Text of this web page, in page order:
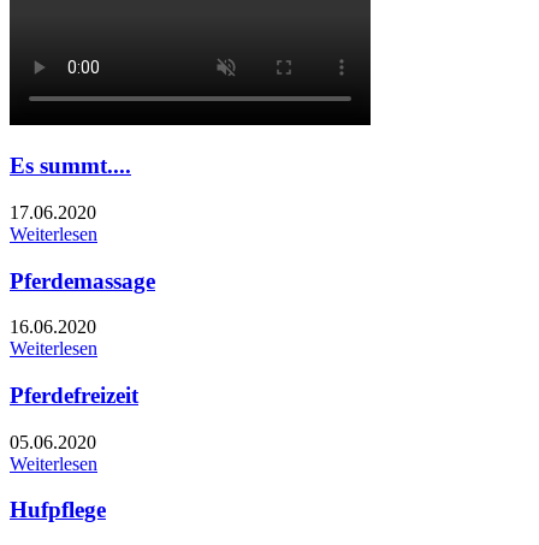
Es summt....
17.06.2020
Weiterlesen
Pferdemassage
16.06.2020
Weiterlesen
Pferdefreizeit
05.06.2020
Weiterlesen
Hufpflege